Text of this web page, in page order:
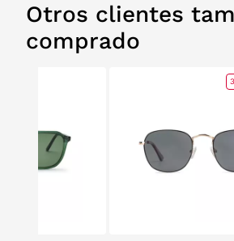
Otros clientes
comprado